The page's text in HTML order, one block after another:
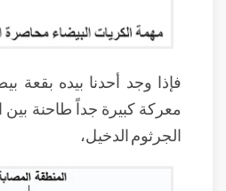
فإذا وجد أحدنا بيده بقعة
معركة كبيرة جداً طاحنة بين
الجرثوم الدخيل،